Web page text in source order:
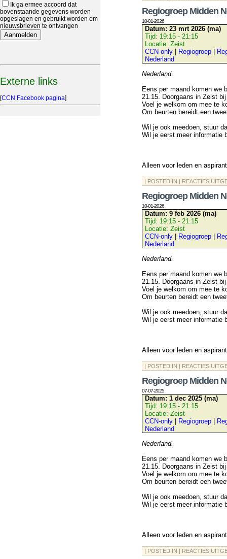
Regiogroep Midden
10-01-2026
Datum: 23 mrt 2026 (ma)
Tijd: 19:15 - 21:15
Locatie: Zeist
CCN-only
Regiogroep
Nederland
Nederland.
Eens per maand komen we
21.15. Doorgaans in Zeist
Voel je welkom om mee te
Om beurten bereidt een
Wil je ook meedoen, stuur
Wil je eerst meer informatie
Alleen voor leden en
| POSTED IN | REACTIES
Regiogroep Midden
10-01-2026
Datum: 9 feb 2026 (ma)
Tijd: 19:15 - 21:15
Locatie: Zeist
CCN-only
Regiogroep
Nederland
Nederland.
Eens per maand komen we
21.15. Doorgaans in Zeist
Voel je welkom om mee te
Om beurten bereidt een
Wil je ook meedoen, stuur
Wil je eerst meer informatie
Alleen voor leden en
| POSTED IN | REACTIES
Regiogroep Midden
07-07-2025
Datum: 1 dec 2025 (ma)
Tijd: 19:15 - 21:15
Locatie: Zeist
CCN-only
Regiogroep
Nederland
Nederland.
Eens per maand komen we
21.15. Doorgaans in Zeist
Voel je welkom om mee te
Om beurten bereidt een
Wil je ook meedoen, stuur
Wil je eerst meer informatie
Alleen voor leden en
| POSTED IN | REACTIES
Ik ga ermee accoord dat
bovenstaande gegevens worden
opgeslagen en gebruikt worden om
nieuwsbrieven te ontvangen
Externe links
[CCN Facebook pagina]